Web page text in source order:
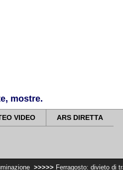
mostre.
VIDEO ARS DIRETTA
Ferragosto: divieto di trasportare